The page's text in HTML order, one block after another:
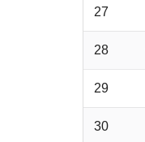
27
28
29
30